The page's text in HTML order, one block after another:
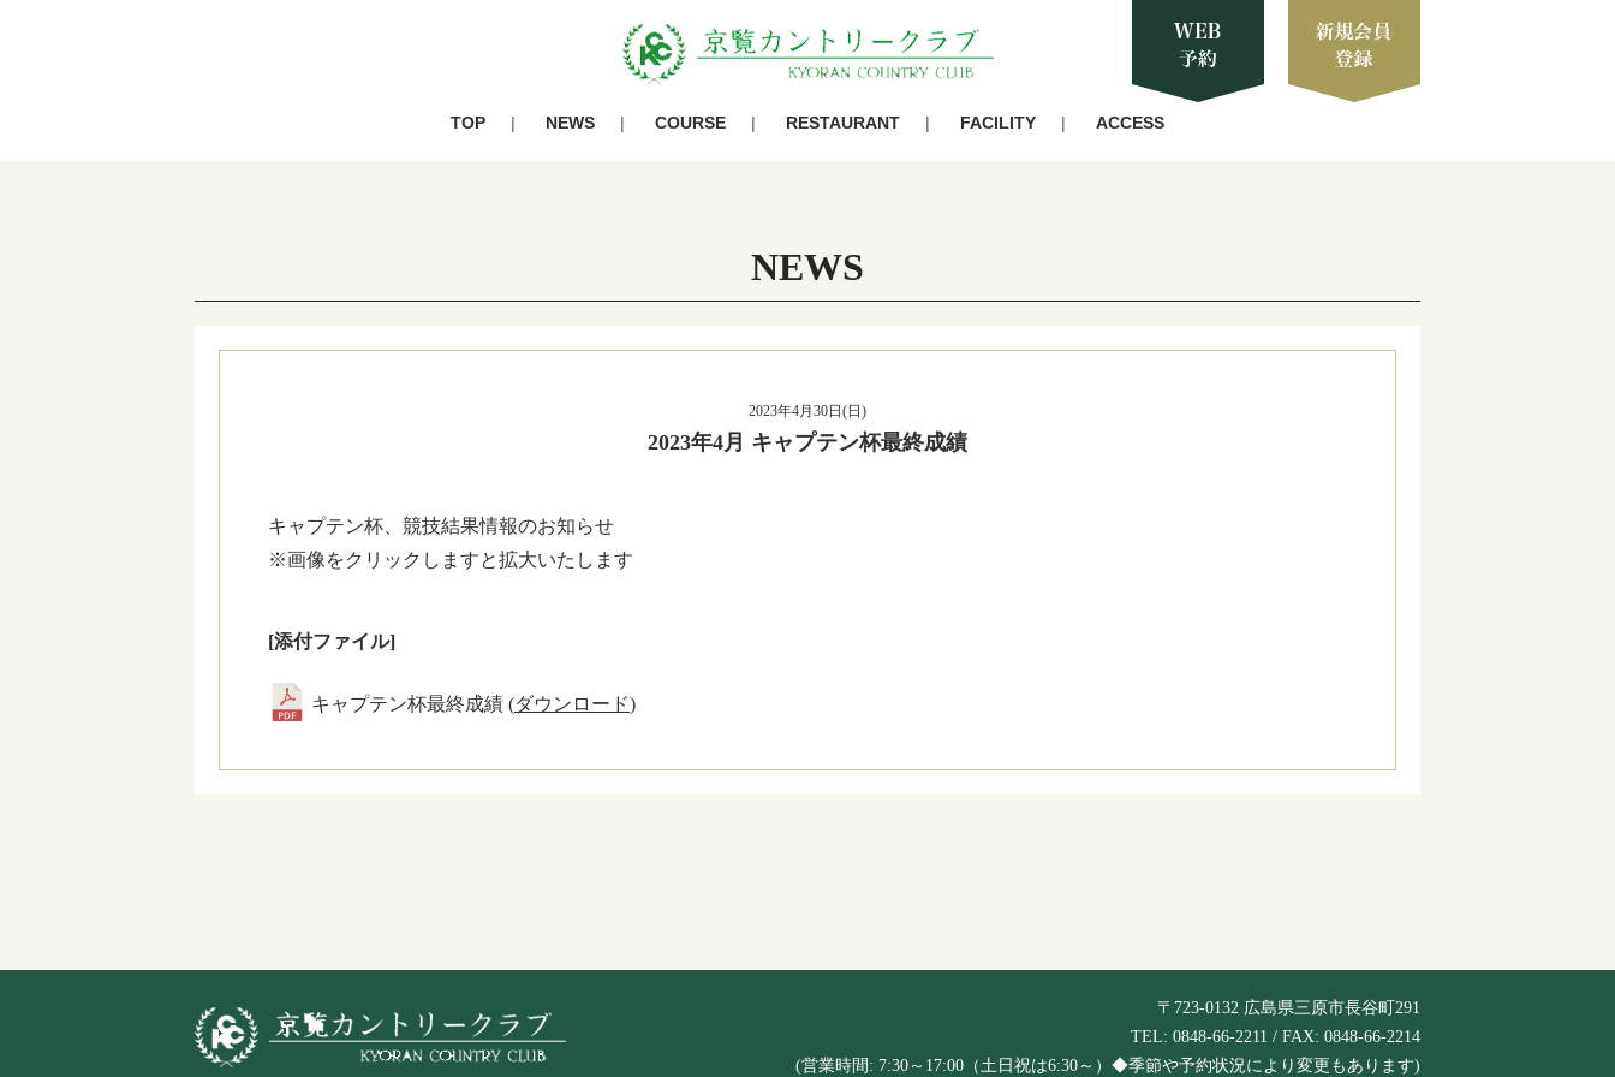
TOP NEWS COURSE RESTAURANT FACILITY ACCESS
NEWS
2023年4月30日(日)
2023年4月 キャプテン杯最終成績
キャプテン杯、競技結果情報のお知らせ
※画像をクリックしますと拡大いたします
[添付ファイル]
キャプテン杯最終成績 (ダウンロード)
〒723-0132 広島県三原市長谷町291
TEL: 0848-66-2211 / FAX: 0848-66-2214
(営業時間: 7:30～17:00（土日祝は6:30～）◆季節や予約状況により変更もあります)